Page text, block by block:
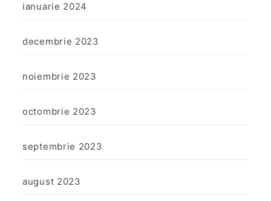
ianuarie 2024
decembrie 2023
noiembrie 2023
octombrie 2023
septembrie 2023
august 2023